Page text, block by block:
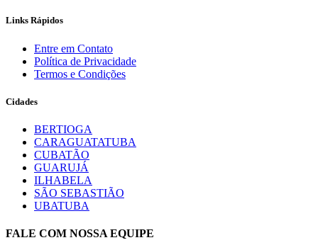
Links Rápidos
Entre em Contato
Política de Privacidade
Termos e Condições
Cidades
BERTIOGA
CARAGUATATUBA
CUBATÃO
GUARUJÁ
ILHABELA
SÃO SEBASTIÃO
UBATUBA
FALE COM NOSSA EQUIPE